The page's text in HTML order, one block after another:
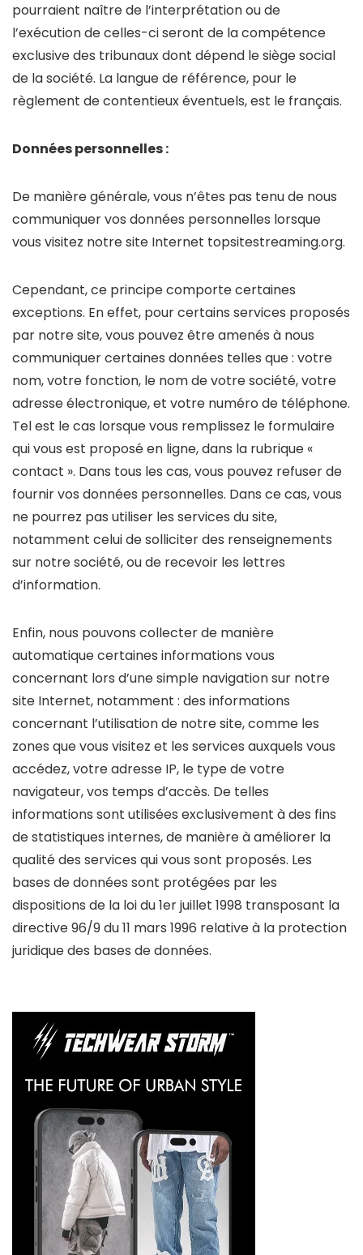
pourraient naître de l’interprétation ou de
l’exécution de celles-ci seront de la compétence
exclusive des tribunaux dont dépend le siège social
de la société. La langue de référence, pour le
règlement de contentieux éventuels, est le français.
Données personnelles :
De manière générale, vous n’êtes pas tenu de nous
communiquer vos données personnelles lorsque
vous visitez notre site Internet topsitestreaming.org.
Cependant, ce principe comporte certaines
exceptions. En effet, pour certains services proposés
par notre site, vous pouvez être amenés à nous
communiquer certaines données telles que : votre
nom, votre fonction, le nom de votre société, votre
adresse électronique, et votre numéro de téléphone.
Tel est le cas lorsque vous remplissez le formulaire
qui vous est proposé en ligne, dans la rubrique «
contact ». Dans tous les cas, vous pouvez refuser de
fournir vos données personnelles. Dans ce cas, vous
ne pourrez pas utiliser les services du site,
notamment celui de solliciter des renseignements
sur notre société, ou de recevoir les lettres
d’information.
Enfin, nous pouvons collecter de manière
automatique certaines informations vous
concernant lors d’une simple navigation sur notre
site Internet, notamment : des informations
concernant l’utilisation de notre site, comme les
zones que vous visitez et les services auxquels vous
accédez, votre adresse IP, le type de votre
navigateur, vos temps d’accès. De telles
informations sont utilisées exclusivement à des fins
de statistiques internes, de manière à améliorer la
qualité des services qui vous sont proposés. Les
bases de données sont protégées par les
dispositions de la loi du 1er juillet 1998 transposant la
directive 96/9 du 11 mars 1996 relative à la protection
juridique des bases de données.